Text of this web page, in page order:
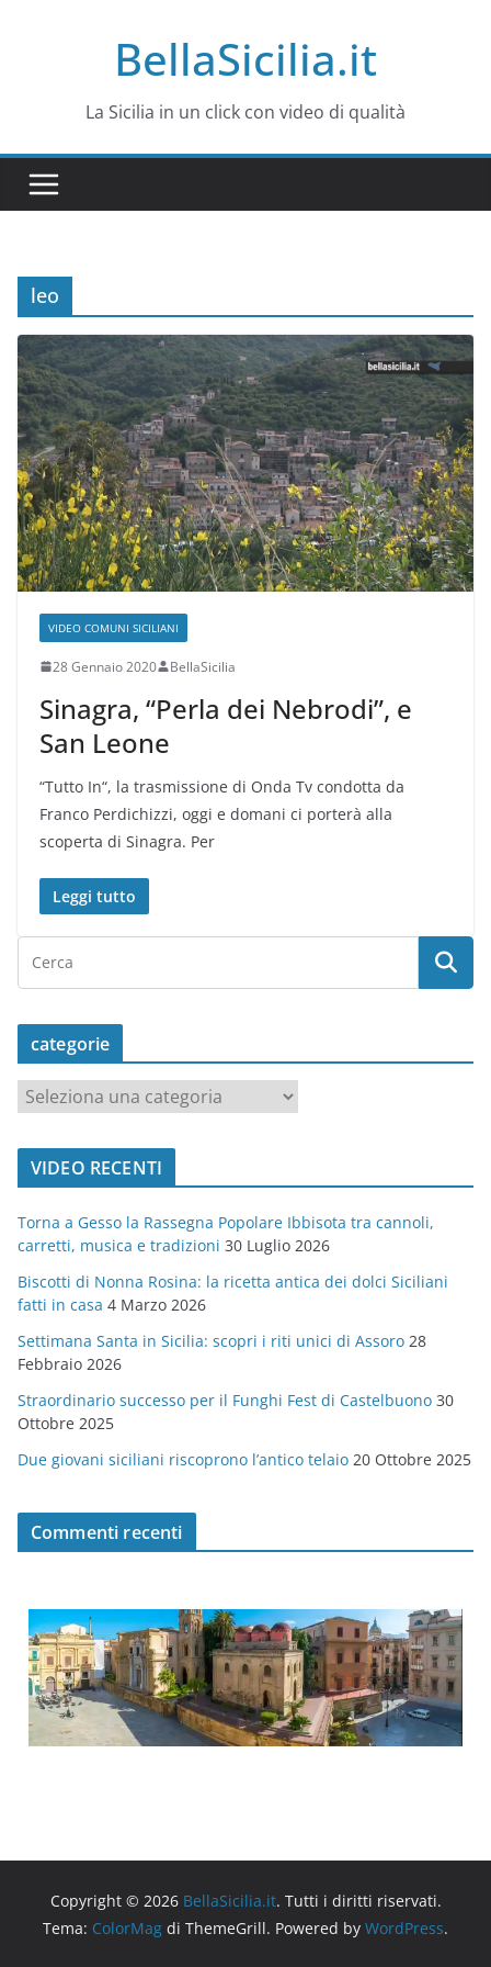
BellaSicilia.it
La Sicilia in un click con video di qualità
leo
VIDEO COMUNI SICILIANI
28 Gennaio 2020 BellaSicilia
Sinagra, “Perla dei Nebrodi”, e
San Leone
“Tutto In“, la trasmissione di Onda Tv condotta da
Franco Perdichizzi, oggi e domani ci porterà alla
scoperta di Sinagra. Per
Leggi tutto
categorie
a
t
o
r
i
e
VIDEO RECENTI
Torna a Gesso la Rassegna Popolare Ibbisota tra cannoli,
carretti, musica e tradizioni 30 Luglio 2026
Biscotti di Nonna Rosina: la ricetta antica dei dolci Siciliani
fatti in casa 4 Marzo 2026
Settimana Santa in Sicilia: scopri i riti unici di Assoro 28
Febbraio 2026
Straordinario successo per il Funghi Fest di Castelbuono 30
Ottobre 2025
Due giovani siciliani riscoprono l’antico telaio 20 Ottobre 2025
Commenti recenti
Copyright © 2026 BellaSicilia.it. Tutti i diritti riservati.
Tema: ColorMag di ThemeGrill. Powered by WordPress.